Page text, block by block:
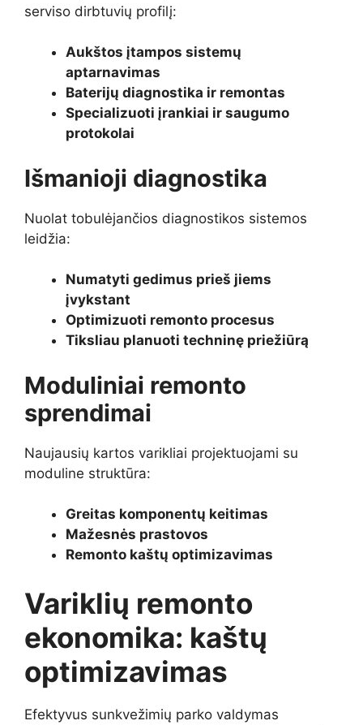
serviso dirbtuvių profilį:
Aukštos įtampos sistemų
aptarnavimas
Baterijų diagnostika ir remontas
Specializuoti įrankiai ir saugumo
protokolai
Išmanioji diagnostika
Nuolat tobulėjančios diagnostikos sistemos
leidžia:
Numatyti gedimus prieš jiems
įvykstant
Optimizuoti remonto procesus
Tiksliau planuoti techninę priežiūrą
Moduliniai remonto
sprendimai
Naujausių kartos varikliai projektuojami su
moduline struktūra:
Greitas komponentų keitimas
Mažesnės prastovos
Remonto kaštų optimizavimas
Variklių remonto
ekonomika: kaštų
optimizavimas
Efektyvus sunkvežimių parko valdymas